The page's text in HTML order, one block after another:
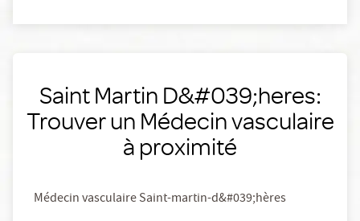
Saint Martin D&#039;heres:
Trouver un Médecin vasculaire
à proximité
Médecin vasculaire Saint-martin-d&#039;hères